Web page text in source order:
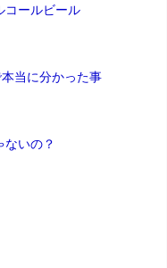
コールビール
当に分かった事
いの？